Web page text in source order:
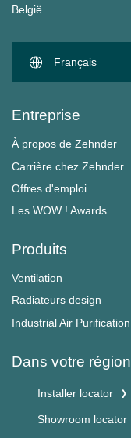
België
Français
Entreprise
À propos de Zehnder
Carrière chez Zehnder
Offres d'emploi
Les WOW ! Awards
Produits
Ventilation
Radiateurs design
Industrial Air Purification
Dans votre région
Installer locator
Showroom locator